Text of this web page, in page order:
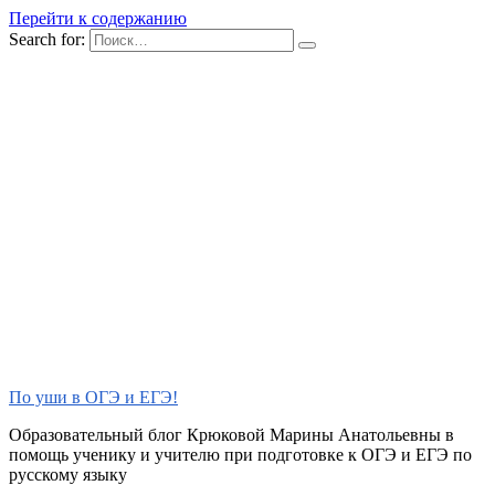
Перейти к содержанию
Search for:
По уши в ОГЭ и ЕГЭ!
Образовательный блог Крюковой Марины Анатольевны в
помощь ученику и учителю при подготовке к ОГЭ и ЕГЭ по
русскому языку